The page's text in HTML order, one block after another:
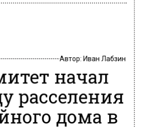
Автор:Иван Лабзин
начал
расселения
дома в